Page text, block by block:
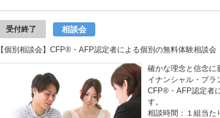
受付終了 相談会
【個別相談会】CFP®・AFP認定者による個別の無料体験相談
確かな理念と信念に
イナンシャル・プラ
CFP®・AFP認定者
す。
相談時間：１組当た